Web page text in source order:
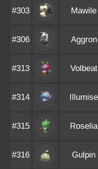
#303 Mawile
#306 Aggron
#313 Volbeat
#314 Illumise
#315 Roselia
#316 Gulpin